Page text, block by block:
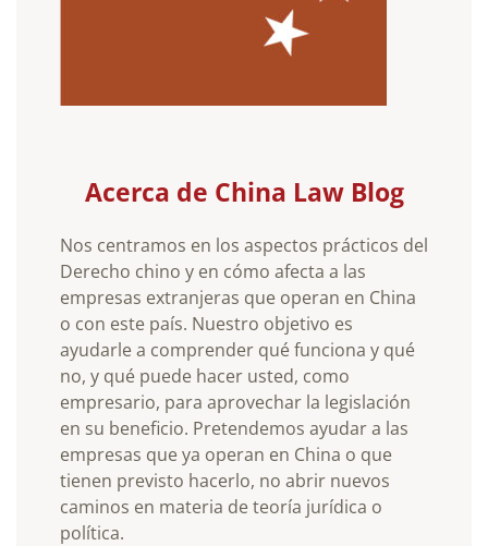
Acerca de China Law Blog
Nos centramos en los aspectos prácticos del
Derecho chino y en cómo afecta a las
empresas extranjeras que operan en China
o con este país. Nuestro objetivo es
ayudarle a comprender qué funciona y qué
no, y qué puede hacer usted, como
empresario, para aprovechar la legislación
en su beneficio. Pretendemos ayudar a las
empresas que ya operan en China o que
tienen previsto hacerlo, no abrir nuevos
caminos en materia de teoría jurídica o
política.